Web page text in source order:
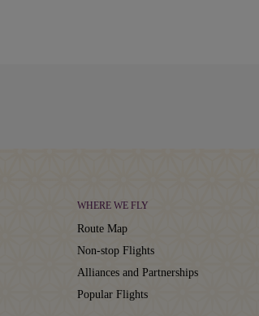
WHERE WE FLY
Route Map
Non-stop Flights
Alliances and Partnerships
Popular Flights